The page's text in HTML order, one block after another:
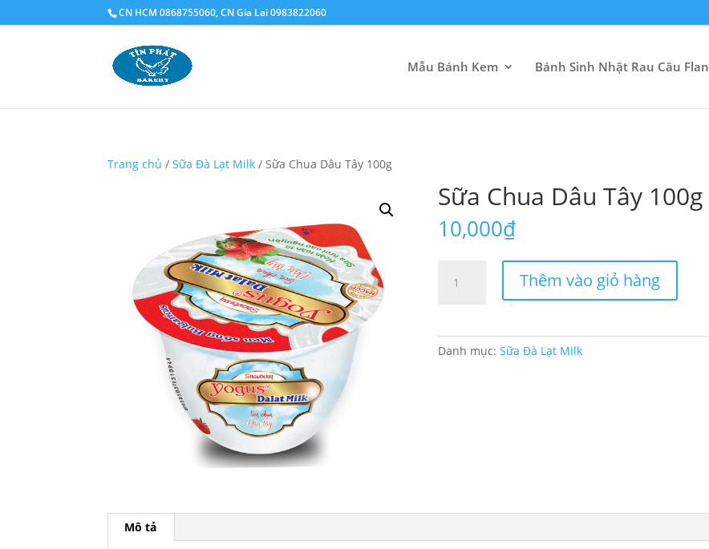
CN HCM 0868755060, CN Gia Lai 0983822060
Mẫu Bánh Kem Bánh Sinh Nhật Rau Câu Flan
Trang chủ /Sữa Đà Lạt Milk / Sữa Chua Dâu Tây 100g
Sữa Chua Dâu Tây 100g
10,000₫
Chua
100g
Thêm vào giỏ hàng
Danh mục:Sữa Đà Lạt Milk
Mô tả